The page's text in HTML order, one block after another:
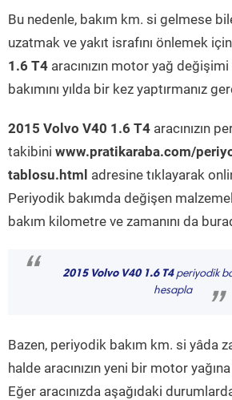
Bu nedenle, bakım km. si gelmese
uzatmak ve yakıt israfını önlemek için
1.6 T4 aracınızın motor yağ
bakımını yılda bir kez yaptırmanız
2015 Volvo V40 1.6 T4 aracınızın
takibini www.pratikaraba.com/
tablosu.html adresine tıklayarak
Periyodik bakımda değişen
bakım kilometre ve zamanını da
“ 2015 Volvo V40 1.6 T4periyodik
hesapla
”
Bazen, periyodik bakım km. si yâda
halde aracınızın yeni bir motor
Eğer aracınızda aşağıdaki